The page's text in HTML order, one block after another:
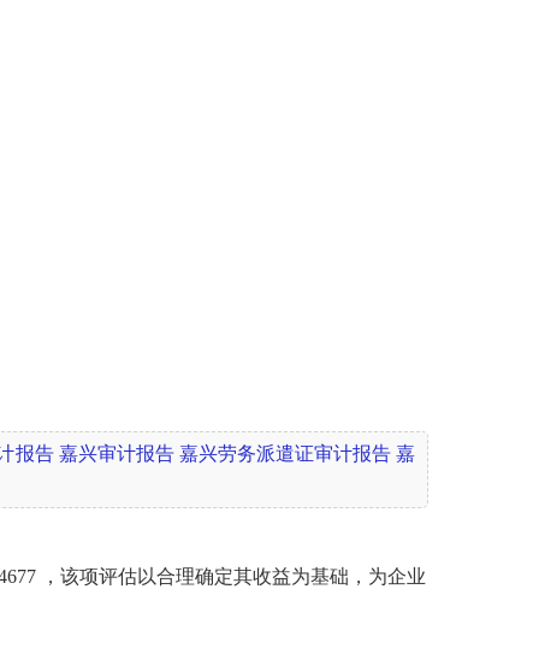
报告 嘉兴审计报告 嘉兴劳务派遣证审计报告 嘉
，该项评估以合理确定其收益为基础，为企业